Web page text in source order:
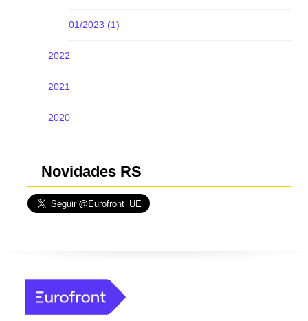
01/2023 (1)
2022
2021
2020
Novidades RS